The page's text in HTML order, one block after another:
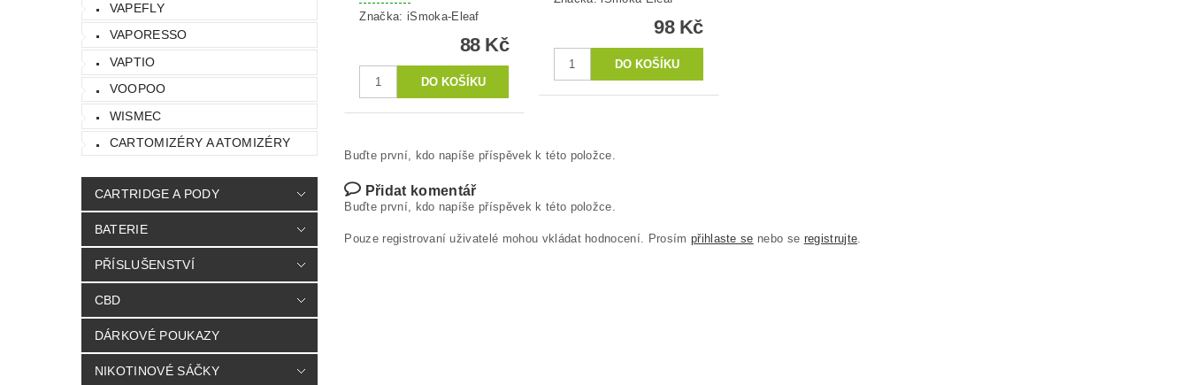
VAPEFLY
VAPORESSO
VAPTIO
VOOPOO
WISMEC
CARTOMIZÉRY A ATOMIZÉRY
CARTRIDGE A PODY
BATERIE
PŘÍSLUŠENSTVÍ
CBD
DÁRKOVÉ POUKAZY
NIKOTINOVÉ SÁČKY
Značka: iSmoka-Eleaf
88 Kč
98 Kč
Buďte první, kdo napíše příspěvek k této položce.
Přidat komentář
Buďte první, kdo napíše příspěvek k této položce.
Pouze registrovaní uživatelé mohou vkládat hodnocení. Prosím přihlaste se nebo se registrujte.